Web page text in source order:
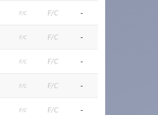
F/C F/C -
F/C F/C -
F/C F/C -
F/C F/C -
F/C F/C -